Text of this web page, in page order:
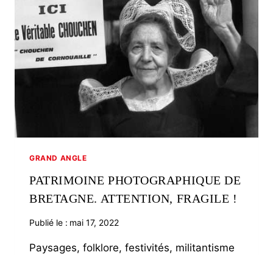
QUATRE
ANS
APRÈS.
GRAND ANGLE
PATRIMOINE PHOTOGRAPHIQUE DE
BRETAGNE. ATTENTION, FRAGILE !
Publié le : mai 17, 2022
Paysages, folklore, festivités, militantisme